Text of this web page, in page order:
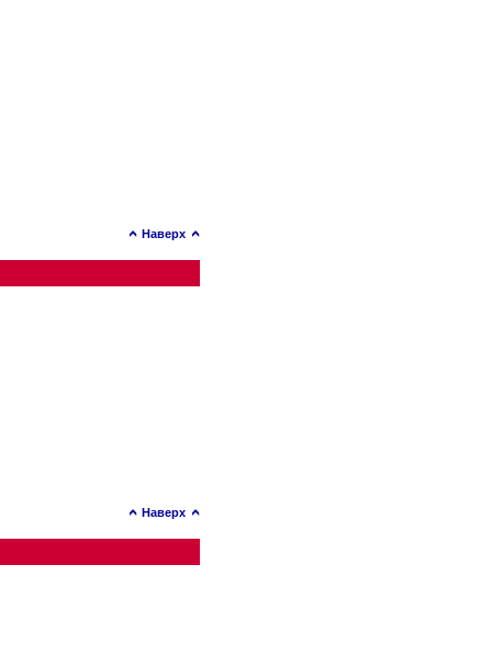
Наверх
Наверх